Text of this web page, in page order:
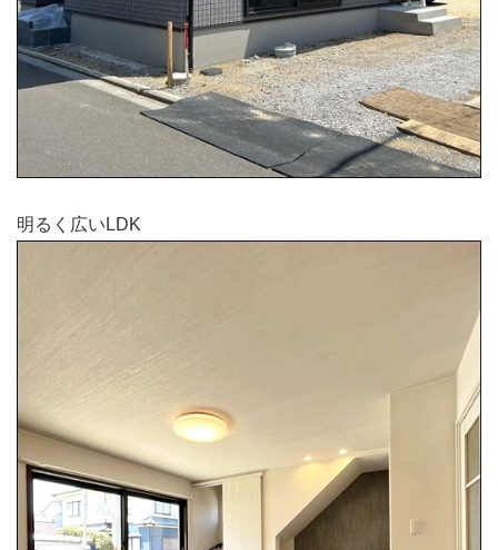
明るく広いLDK